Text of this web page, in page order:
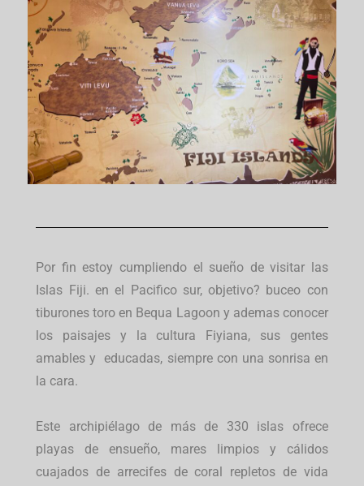
Por fin estoy cumpliendo el sueño de visitar las
Islas Fiji. en el Pacifico sur, objetivo? buceo con
tiburones toro en Bequa Lagoon y ademas conocer
los paisajes y la cultura Fiyiana, sus gentes
amables y educadas, siempre con una sonrisa en
la cara.
Este archipiélago de más de 330 islas ofrece
playas de ensueño, mares limpios y cálidos
cuajados de arrecifes de coral repletos de vida